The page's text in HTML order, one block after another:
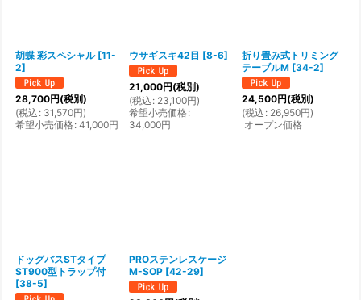
胡蝶 彩スペシャル [11-
2]
28,700円(税別)
(税込 : 31,570円)
希望小売価格: 41,000円
ウサギスキ42目 [8-6]
21,000円(税別)
(税込 : 23,100円)
希望小売価格:
34,000円
折り畳み式トリミング
テーブルM [34-2]
24,500円(税別)
(税込 : 26,950円)
オープン価格
ドッグバスSTタイプ
ST900型トラップ付
[38-5]
PROステンレスケージ
M-SOP [42-29]